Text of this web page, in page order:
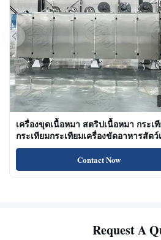
เครื่องขุดเนื้อหมา สตริปเนื้อหมา กระเ
กระเทียมกระเทียมเครื่องขัดอาหารสัตว์
Contact Now
Request A